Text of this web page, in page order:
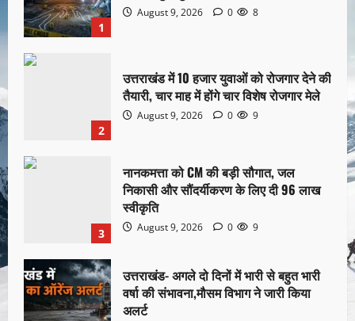
1
August 9, 2026 0 8
2
उत्तराखंड में 10 हजार युवाओं को रोजगार देने की
तैयारी, चार माह में होंगे चार विशेष रोजगार मेले
August 9, 2026 0 9
3
नानकमत्ता को CM की बड़ी सौगात, जल
निकासी और सौंदर्यीकरण के लिए दी 96 लाख
स्वीकृति
August 9, 2026 0 9
उत्तराखंड- अगले दो दिनों में भारी से बहुत भारी
वर्षा की संभावना,मौसम विभाग ने जारी किया
अलर्ट